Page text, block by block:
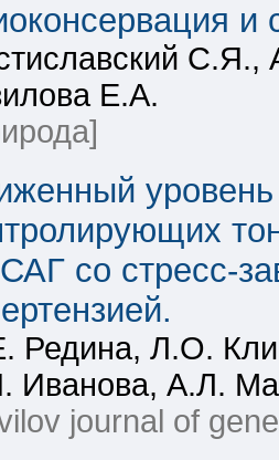
и
Е.А.
уровень
со стресс-
Редина, Л.О.
Иванова, А.Л.
journal of